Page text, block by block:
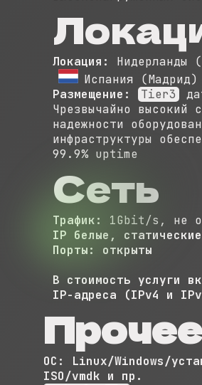
Локация:
Нидерланды
Испания (Мадрид)
Размещение:
Tier3
Чрезвычайно высокий
надежности
инфраструктуры
99.9% uptime
Сеть
Трафик:
1Gbit/s, не
IP белые, статические
Порты:
открыты
В стоимость услуги
IP-адреса (IPv4 и
Прочее
ОС:
Linux/Windows/
ISO/vmdk и пр.